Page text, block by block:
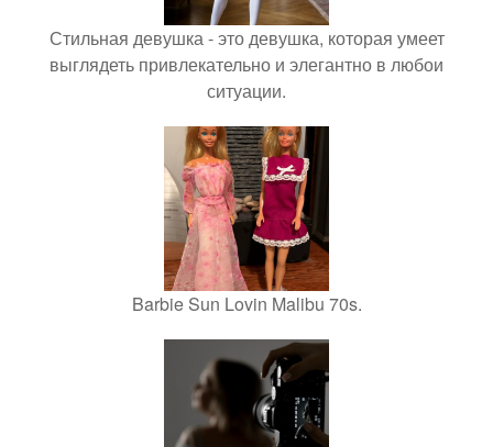
Стильная девушка - это девушка, которая умеет
выглядеть привлекательно и элегантно в любои
ситуации.
Barbie Sun Lovin Malibu 70s.